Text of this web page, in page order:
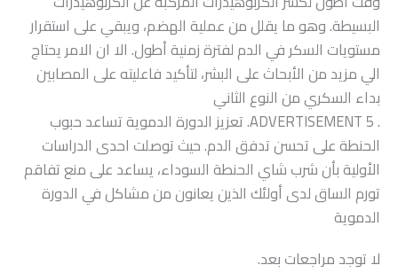
البسيطة. وهو ما يقلل من عملية الهضم، ويبقي على استقرار
مستويات السكر في الدم لفترة زمنية أطول. الا ان الامر يحتاج
الي مزيد من الأبحاث على البشر، لتأكيد فاعليته على المصابين
بداء السكري من النوع الثاني
. ADVERTISEMENT 5. تعزيز الدورة الدموية تساعد حبوب
الحنطة على تحسن تدفق الدم. حيث توصلت احدى الدراسات
الأولية بأن شرب شاي الحنطة السوداء، يساعد على منع تفاقم
تورم الساق لدى أولئك الذين يعانون من مشاكل في الدورة
الدموية
لا توجد مراجعات بعد.